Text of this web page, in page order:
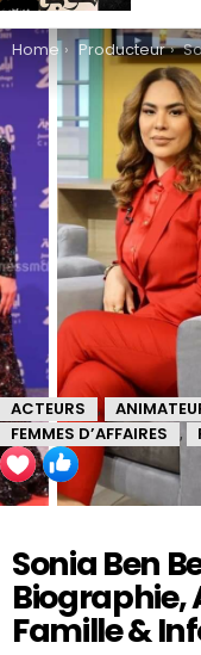
You are here:
Home Producteur Sonia
ACTEURS ,
FEMMES D’AFFAIRES ,
Sonia Ben
Biographie,
Famille &